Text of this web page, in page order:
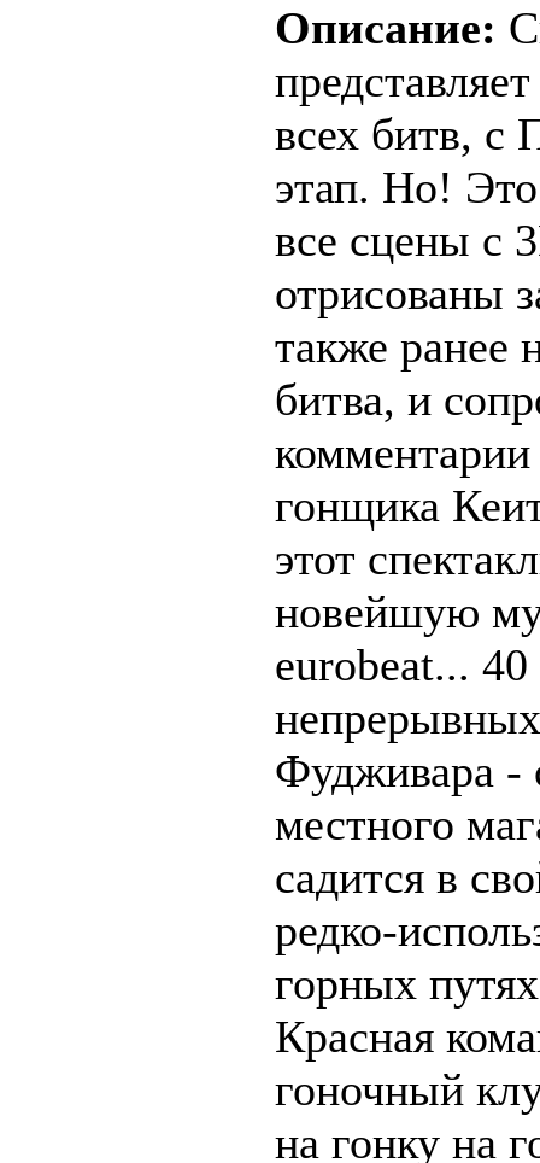
Описание:
всех битв, с
этап. Но!
все сцены с
отрисованы
также ранее
битва, и
комментарии
гонщика
этот
новейшую
eurobeat...
Фудживара -
местного
садится в
редко-
горных
Красная
гоночный
на гонку на